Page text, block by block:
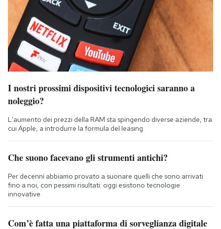
I nostri prossimi dispositivi tecnologici saranno a
noleggio?
L'aumento dei prezzi della RAM sta spingendo diverse aziende, tra
cui Apple, a introdurre la formula del leasing
Che suono facevano gli strumenti antichi?
Per decenni abbiamo provato a suonare quelli che sono arrivati
fino a noi, con pessimi risultati: oggi esistono tecnologie
innovative
Com’è fatta una piattaforma di sorveglianza digitale